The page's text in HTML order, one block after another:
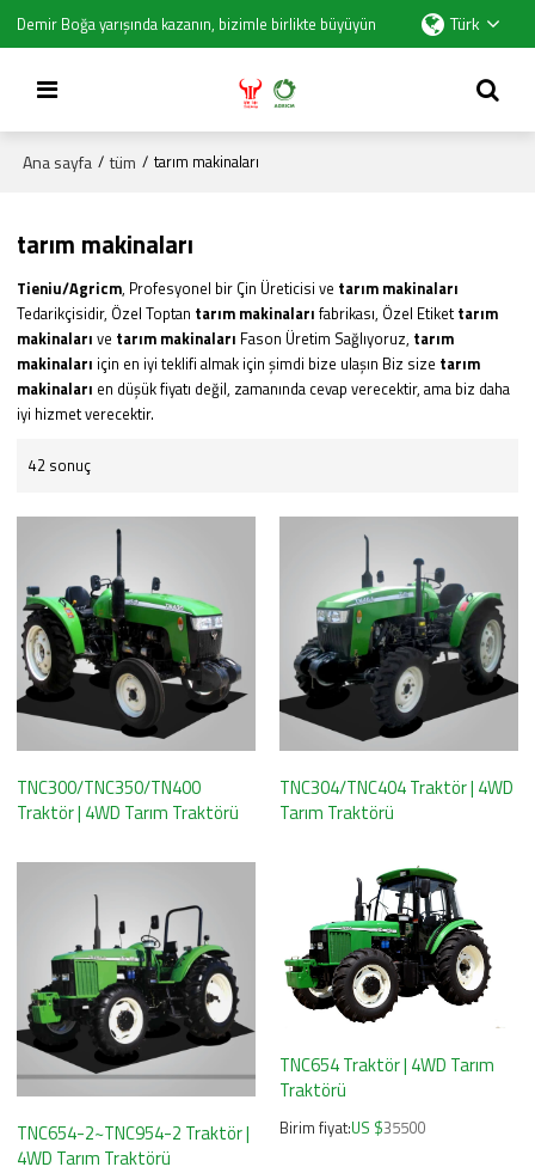
Demir Boğa yarışında kazanın, bizimle birlikte büyüyün Türk
Ana sayfa / tüm / tarım makinaları
tarım makinaları
Tieniu/Agricm, Profesyonel bir Çin Üreticisi ve tarım makinaları
Tedarikçisidir, Özel Toptan tarım makinaları fabrikası, Özel Etiket tarım
makinaları ve tarım makinaları Fason Üretim Sağlıyoruz, tarım
makinaları için en iyi teklifi almak için şimdi bize ulaşın Biz size tarım
makinaları en düşük fiyatı değil, zamanında cevap verecektir, ama biz daha
iyi hizmet verecektir.
42 sonuç
TNC300/TNC350/TN400
Traktör | 4WD Tarım Traktörü
TNC304/TNC404 Traktör | 4WD
Tarım Traktörü
TNC654-2~TNC954-2 Traktör |
4WD Tarım Traktörü
TNC654 Traktör | 4WD Tarım
Traktörü
Birim fiyat:US $35500